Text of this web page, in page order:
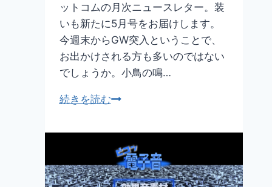
ットコムの月次ニュースレター。装
いも新たに5月号をお届けします。
今週末からGW突入ということで、
お出かけされる方も多いのではない
でしょうか。小鳥の鳴…
続きを読む月
ニ
ュ
ー
ス